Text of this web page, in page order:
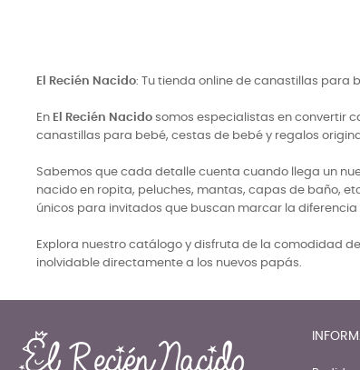
El Recién Nacido: Tu tienda online de canastillas para
En El Recién Nacido somos especialistas en convertir
canastillas para bebé, cestas de bebé y regalos
Sabemos que cada detalle cuenta cuando llega un
nacido en ropita, peluches, mantas, capas de baño,
únicos para invitados que buscan marcar la
Explora nuestro catálogo y disfruta de la comodidad
inolvidable directamente a los nuevos papás.